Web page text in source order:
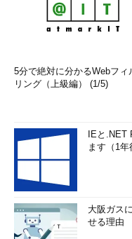
5分で絶対に分かるWebフィ
リング（上級編） (1/5)
IEと.NET
ます（1
大阪ガス
せる理由